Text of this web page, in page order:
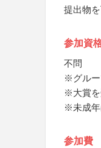
提出物
参加資
不問
※グルー
※大賞を
※未成年
参加費